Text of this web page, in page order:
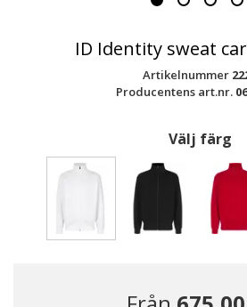
ID Identity sweat
Artikelnummer
Producentens art.nr.
Välj färg